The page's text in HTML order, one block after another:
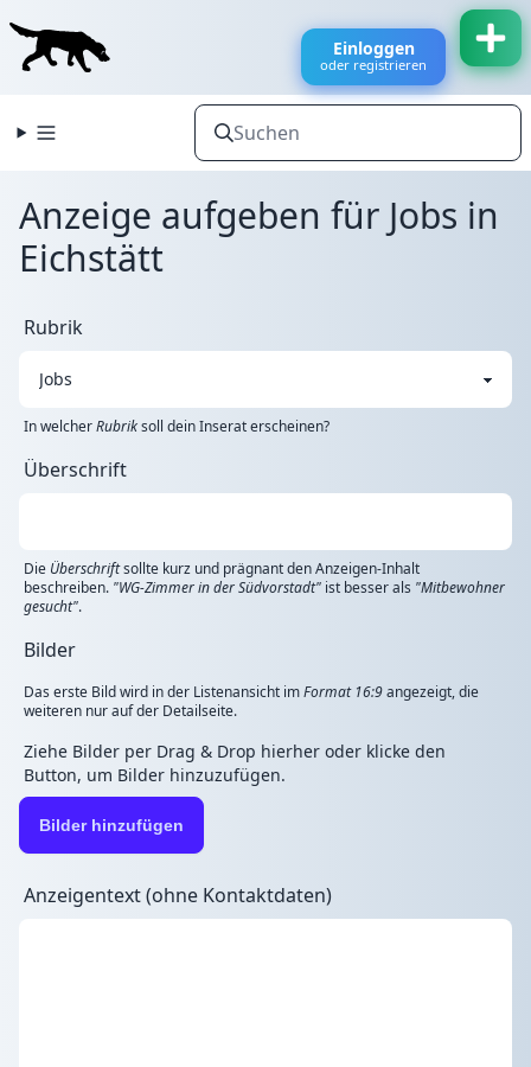
Einloggen
oder registrieren
Anzeige aufgeben für Jobs in
Eichstätt
Rubrik
In welcherRubriksoll dein Inserat erscheinen?
Überschrift
Die Überschriftsollte kurz und prägnant den Anzeigen-Inhalt
beschreiben. "WG-Zimmer in der Südvorstadt" ist besser als "Mitbewohner
gesucht".
Bilder
Das erste Bild wird in der Listenansicht imFormat 16:9angezeigt, die
weiteren nur auf der Detailseite.
Ziehe Bilder per Drag & Drop hierher oder klicke den
Button, um Bilder hinzuzufügen.
Bilder hinzufügen
Anzeigentext (ohne Kontaktdaten)